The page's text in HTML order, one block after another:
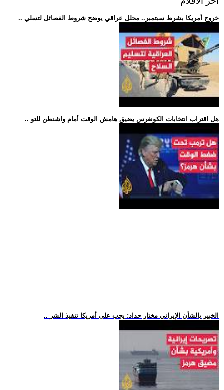
.. خروج أمريكا بشرط سبتمبر.. محلل عراقي يوضح شروط الفصائل لتسلي
.. هل اقتراب انتخابات الكونغرس يضيق هامش الوقت أمام واشنطن للتو
.. الخبير بالشأن الإيراني مختار حداد: يجب على أمريكا تنفيذ الشر